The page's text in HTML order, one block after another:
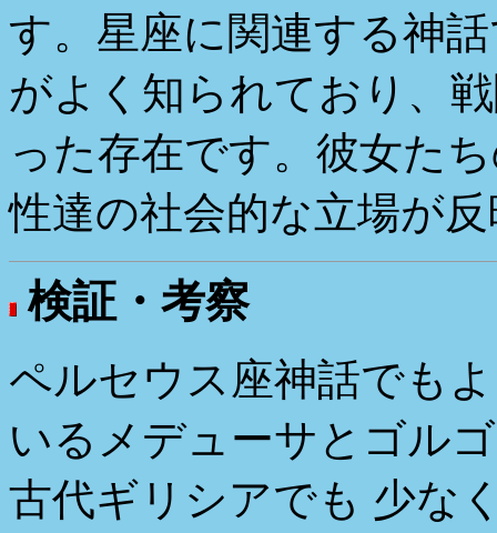
す。星座に関連する神
がよく知られており、
った存在です。彼女た
性達の社会的な立場が
検証・考察
ペルセウス座神話でも
いるメデューサとゴル
古代ギリシアでも 少な